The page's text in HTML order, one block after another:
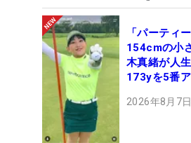
「パーティ
154cmの小
木真緒が人
173yを5番
2026年8月7